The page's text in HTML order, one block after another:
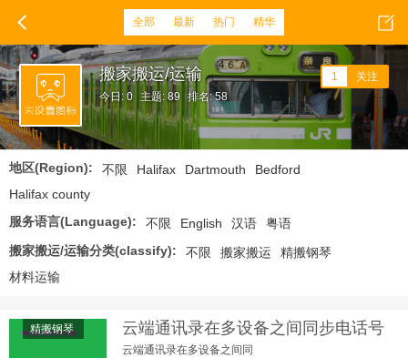
全部 最新 热门 精华
搬家搬运/运输
今日: 0 主题: 89 排名: 58
1 关注
地区(Region): 不限 Halifax Dartmouth
Bedford
Halifax county
服务语言(Language):
不限 English 汉语
粤语
搬家搬运/运输分类(classify):
不限 搬家搬运
精搬钢琴
材料运输
精搬钢琴
云端通讯录在多设备之间同步电话号
码列表
云端通讯录在多设备之间同